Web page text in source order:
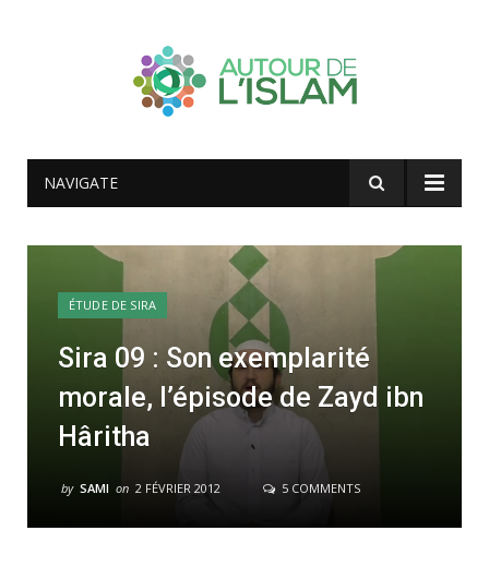
NAVIGATE
ÉTUDE DE SIRA
Sira 09 : Son exemplarité
morale, l’épisode de Zayd ibn
Hâritha
by SAMI on 2 FÉVRIER 2012 5 COMMENTS